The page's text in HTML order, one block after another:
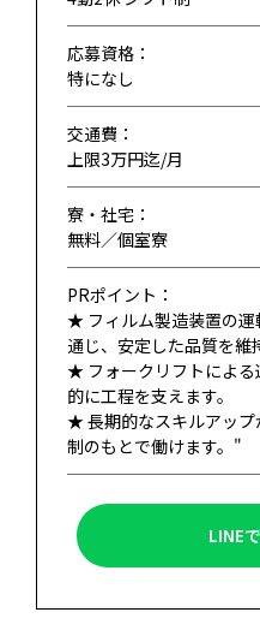
応募資格：
特になし
交通費：
上限3万円迄/月
寮・社宅：
無料／個室寮
PRポイント：
★ フィルム製造装置の運
通じ、安定した品質を維
★ フォークリフトによる
的に工程を支えます。
★ 長期的なスキルアッ
制のもとで働けます。"
LINE